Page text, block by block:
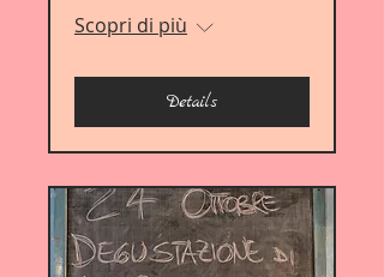
Scopri di più
Details